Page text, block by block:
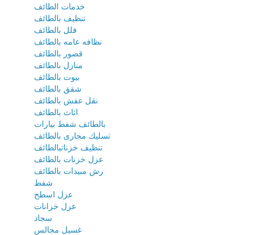
خدمات الطائف
تنظيف بالطائف
فلل بالطائف
نظافه عامه بالطائف
قصور بالطائف
منازل بالطائف
بيوت بالطائف
شقق بالطائف
نقل عفش بالطائف
اثاث بالطائف
بالطائف شفط بيارات
تسليك مجارى بالطائف
تنظيف خزناتبالطائف
عزل خزنات بالطائف
رش مبيدات بالطائف
شفط
عزل اسطح
عزل خزانات
سجاد
غسيل مجالس